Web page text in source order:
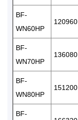
BF-
WN60HP
120960
BF-
WN70HP
136080
BF-
WN80HP
151200
BF-